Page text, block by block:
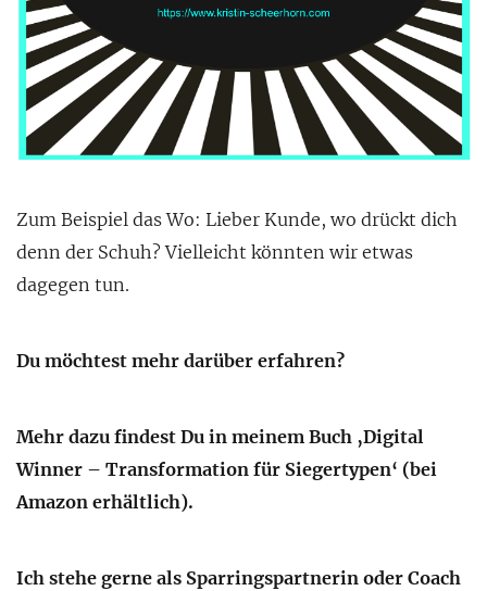
Zum Beispiel das Wo: Lieber Kunde, wo drückt dich
denn der Schuh? Vielleicht könnten wir etwas
dagegen tun.
Du möchtest mehr darüber erfahren?
Mehr dazu findest Du in meinem Buch ‚Digital
Winner – Transformation für Siegertypen‘ (bei
Amazon erhältlich).
Ich stehe gerne als Sparringspartnerin oder Coach